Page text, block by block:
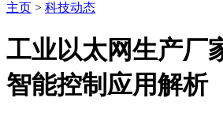
主页 > 科技动态
工业以太网生产厂
智能控制应用解析